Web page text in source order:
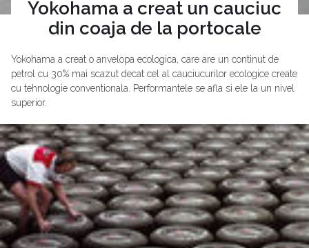
Yokohama a creat un cauciuc
din coaja de la portocale
Yokohama a creat o anvelopa ecologica, care are un continut de
petrol cu 30% mai scazut decat cel al cauciucurilor ecologice create
cu tehnologie conventionala. Performantele se afla si ele la un nivel
superior.